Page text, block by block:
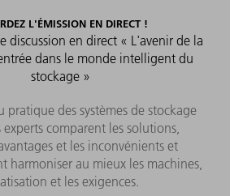
L'ÉMISSION EN DIRECT !
discussion en direct « L'avenir de la
dans le monde intelligent du
stockage »
pratique des systèmes de stockage
comparent les solutions,
et les inconvénients et
harmoniser au mieux les machines,
et les exigences.